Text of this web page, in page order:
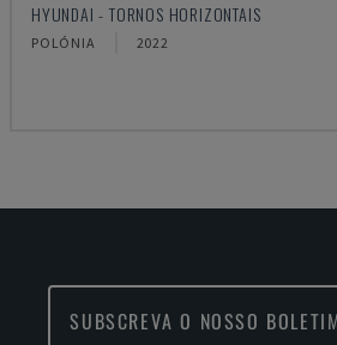
HYUNDAI - TORNOS HORIZONTAIS
POLÓNIA 2022
SUBSCREVA O NOSSO